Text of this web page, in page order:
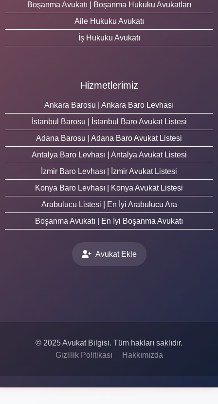
Boşanma Avukatı | Boşanma Hukuku Avukatları
Aile Hukuku Avukatı
İş Hukuku Avukatı
Hizmetlerimiz
Ankara Barosu | Ankara Baro Levhası
İstanbul Barosu | İstanbul Baro Avukat Listesi
Adana Barosu | Adana Baro Avukat Listesi
Antalya Baro Levhası | Antalya Avukat Listesi
İzmir Baro Levhası | İzmir Avukat Listesi
Konya Baro Levhası | Konya Avukat Listesi
Arabulucu Listesi | En İyi Arabulucu Ara
Boşanma Avukatı | En İyi Boşanma Avukatı
Avukat Ekle
© 2025 Avukat Bilgisi. Tüm hakları saklıdır.
Gizlilik Politikası
Hakkımızda